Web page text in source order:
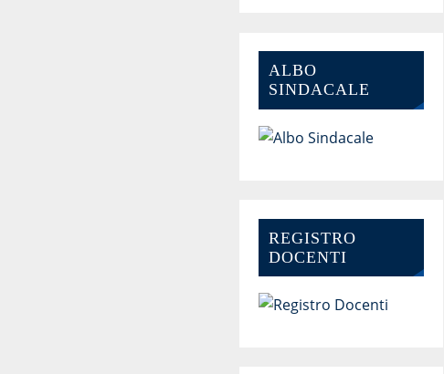
ALBO
SINDACALE
REGISTRO
DOCENTI